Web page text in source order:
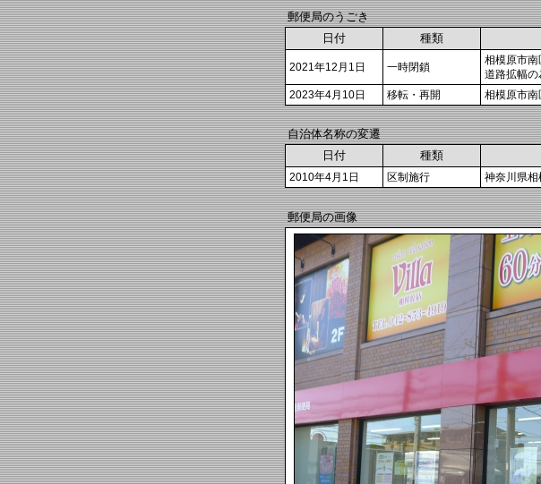
郵便局のうごき
日付
種類
2021年12月1日 一時閉鎖
相模原市
道路拡幅の
2023年4月10日
移転・再開 相模原市
自治体名称の変遷
日付
種類
2010年4月1日 区制施行 神奈川県
郵便局の画像